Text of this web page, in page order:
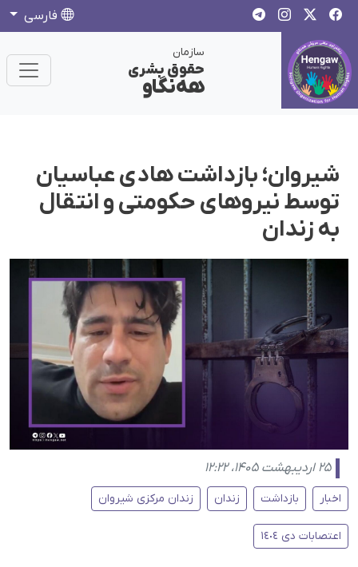
فارسی
سازمان
حقوق بشری
هەنگاو
شیروان؛ بازداشت هادی عباسیان
توسط نیروهای حکومتی و انتقال
به زندان
۲۵ اردیبهشت ۱۴۰۵، ۱۲:۲۲
اخبار بازداشت زندان زندان مرکزی شیروان
اعتصابات دی ١٤٠٤